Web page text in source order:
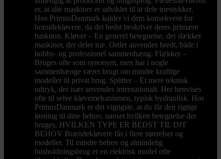
er, at alle maskiner er udviklet til at dele træstykker.
Hos PrimusDanmark kalder vi dem konsekvent for
brændekløvere, da det bedst beskriver deres primære
funktion. Kløver – En generel betegnelse, der dækker
maskiner, der deler træ. Ordet anvendes bredt, både i
hobby- og professionel sammenhæng. Flækker –
Bruges ofte som synonym, men har i nogle
sammenhænge været brugt om mindre kraftige
modeller til privat brug. Splitter – Et mere teknisk
udtryk, der især anvendes internationalt. Her henvises
ofte til selve kløvemekanismen, typisk hydraulisk. Hos
PrimusDanmark er det vigtigste, at du får den rigtige
løsning til dine behov, uanset hvilken betegnelse der
bruges. HVILKEN TYPE ER BEDST TIL DIT
BEHOV Brændekløvere fås i flere størrelser og
modeller. Til mindre behov og almindelig
husholdningsbrug er en elektrisk model ofte